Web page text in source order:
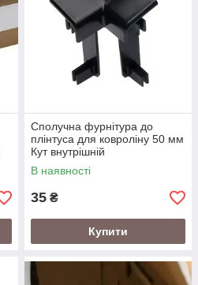
Сполучна фурнітура до
плінтуса для ковроліну 50 мм
Кут внутрішній
В наявності
35 ₴
Купити